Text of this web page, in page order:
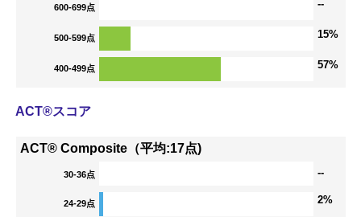
600-699点 --
500-599点 15%
400-499点 57%
ACT®スコア
ACT® Composite（平均:17点)
30-36点 --
24-29点 2%